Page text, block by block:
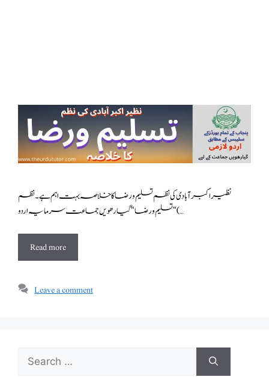
نظیراکبرآبادی کی نظم تسلیم و رضا کا خلاصہ بہت اہم ہے ۔نظم
“تسلیم ورضا “ گیارھویں جماعت سرمایہ اردو ( …
Read more
Leave a comment
Search
for: